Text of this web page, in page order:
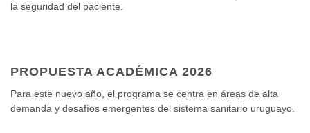
la seguridad del paciente.
PROPUESTA ACADÉMICA 2026
Para este nuevo año, el programa se centra en áreas de alta
demanda y desafíos emergentes del sistema sanitario uruguayo.